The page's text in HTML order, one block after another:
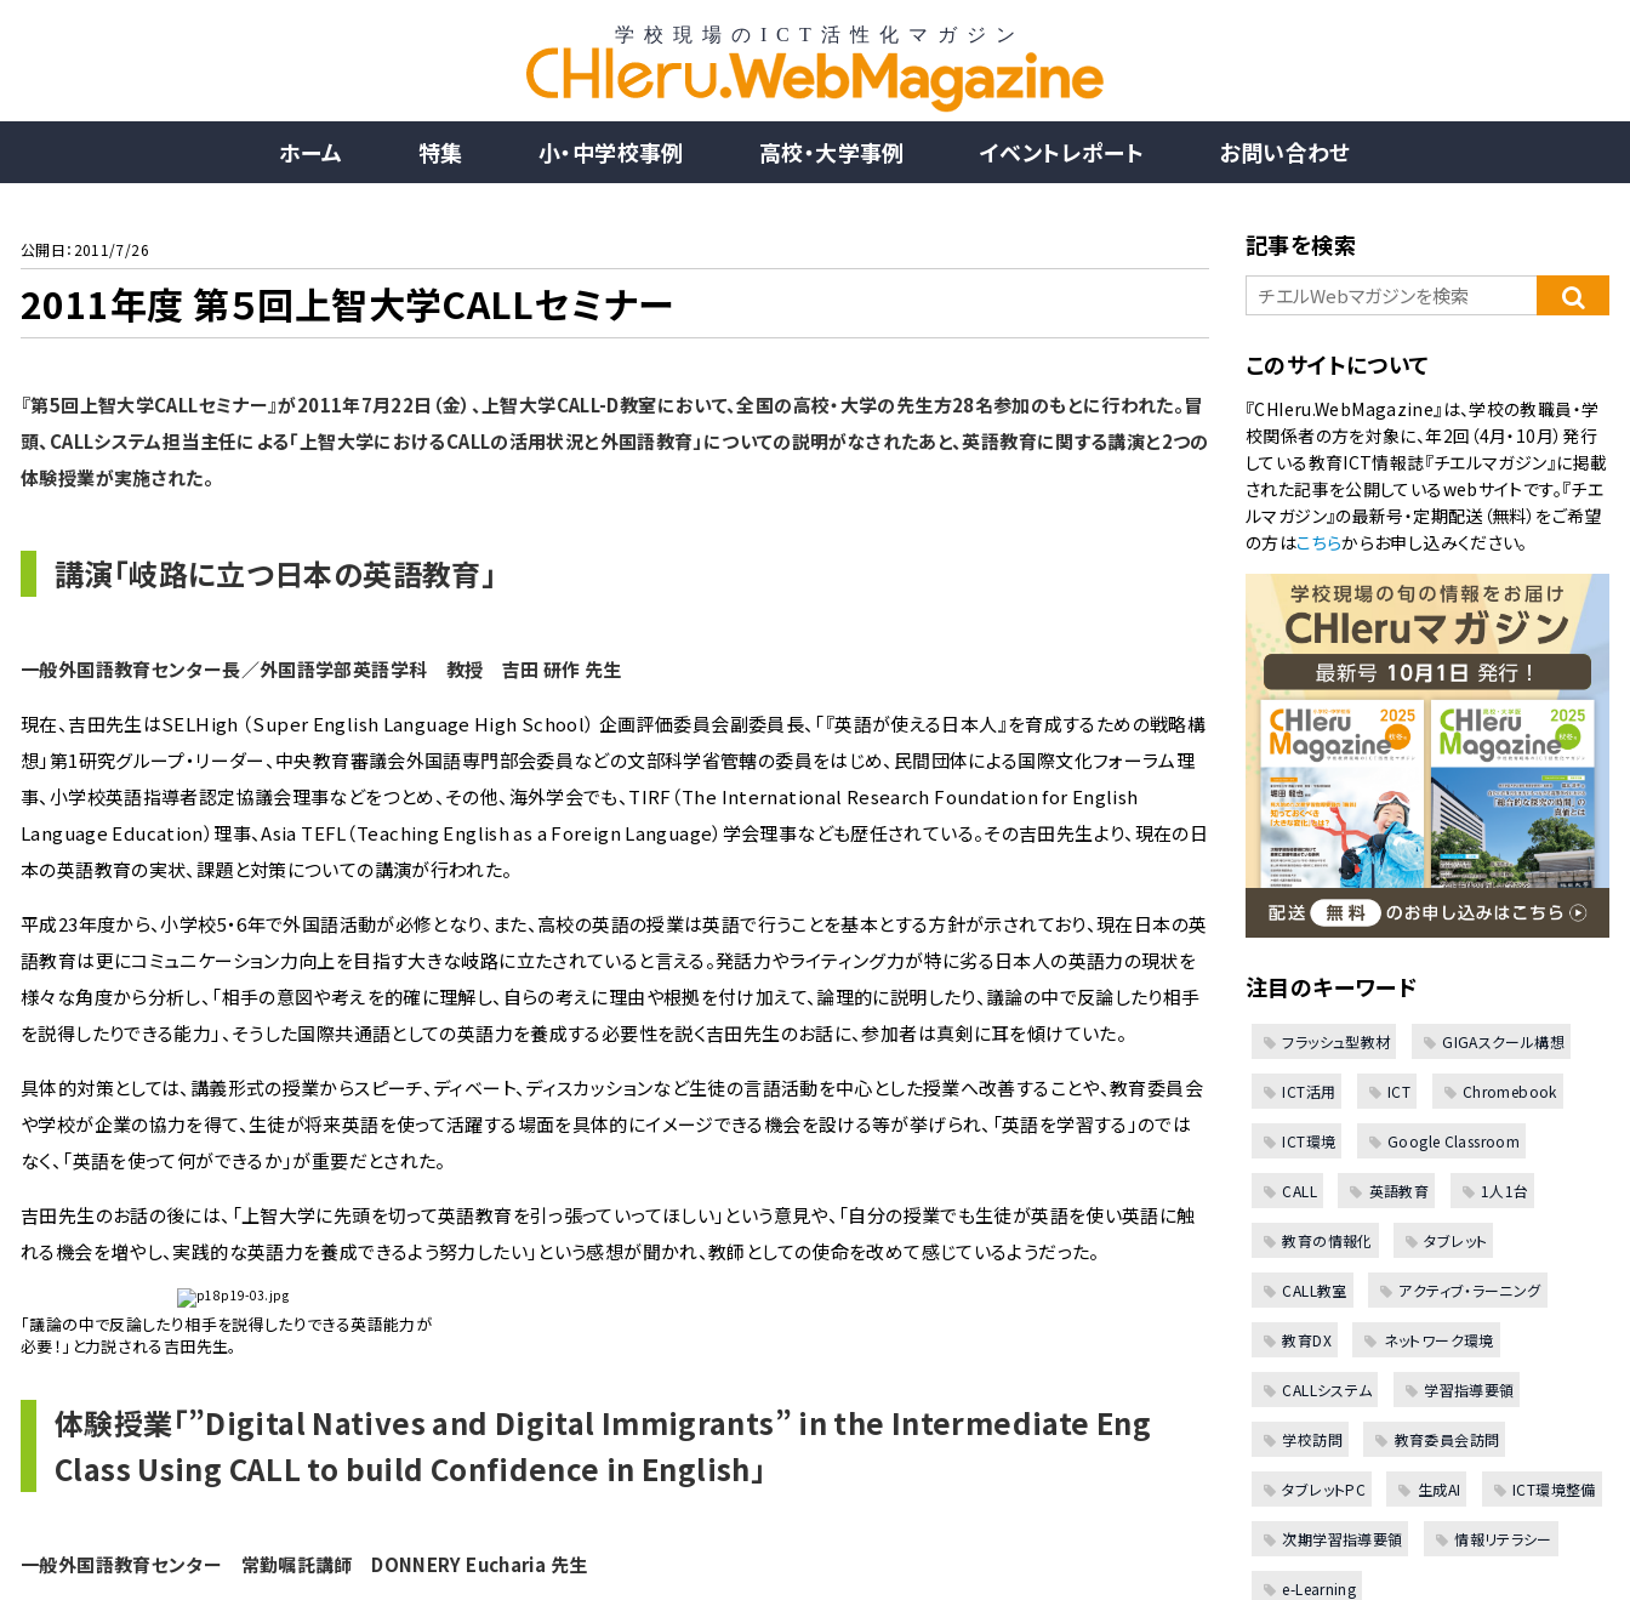
ホーム 特集 小・中学校事例 高校・大学事例 イベントレポート お問い合わせ
公開日：2011/7/26
2011年度 第５回上智大学CALLセミナー
『第5回上智大学CALLセミナー』が2011年7月22日（金）、上智大学CALL-D教室において、全国の高校・大学の先生方28名参加のもとに行われた。冒
頭、CALLシステム担当主任による「上智大学におけるCALLの活用状況と外国語教育」についての説明がなされたあと、英語教育に関する講演と2つの
体験授業が実施された。
講演「岐路に立つ日本の英語教育」
一般外国語教育センター長／外国語学部英語学科 教授 吉田 研作 先生
現在、吉田先生はSELHigh （Super English Language High School） 企画評価委員会副委員長、「『英語が使える日本人』を育成するための戦略構
想」第1研究グループ・リーダー、中央教育審議会外国語専門部会委員などの文部科学省管轄の委員をはじめ、民間団体による国際文化フォーラム理
事、小学校英語指導者認定協議会理事などをつとめ、その他、海外学会でも、TIRF（The International Research Foundation for English
Language Education）理事、Asia TEFL（Teaching English as a Foreign Language）学会理事なども歴任されている。その吉田先生より、現在の日
本の英語教育の実状、課題と対策についての講演が行われた。
平成23年度から、小学校5・6年で外国語活動が必修となり、また、高校の英語の授業は英語で行うことを基本とする方針が示されており、現在日本の英
語教育は更にコミュニケーション力向上を目指す大きな岐路に立たされていると言える。発話力やライティング力が特に劣る日本人の英語力の現状を
様々な角度から分析し、「相手の意図や考えを的確に理解し、自らの考えに理由や根拠を付け加えて、論理的に説明したり、議論の中で反論したり相手
を説得したりできる能力」、そうした国際共通語としての英語力を養成する必要性を説く吉田先生のお話に、参加者は真剣に耳を傾けていた。
具体的対策としては、講義形式の授業からスピーチ、ディベート、ディスカッションなど生徒の言語活動を中心とした授業へ改善することや、教育委員会
や学校が企業の協力を得て、生徒が将来英語を使って活躍する場面を具体的にイメージできる機会を設ける等が挙げられ、「英語を学習する」のでは
なく、「英語を使って何ができるか」が重要だとされた。
吉田先生のお話の後には、「上智大学に先頭を切って英語教育を引っ張っていってほしい」という意見や、「自分の授業でも生徒が英語を使い英語に触
れる機会を増やし、実践的な英語力を養成できるよう努力したい」という感想が聞かれ、教師としての使命を改めて感じているようだった。
「議論の中で反論したり相手を説得したりできる英語能力が
必要！」と力説される吉田先生。
体験授業「”Digital Natives and Digital Immigrants” in the Intermediate Eng
Class Using CALL to build Confidence in English」
一般外国語教育センター 常勤嘱託講師 DONNERY Eucharia 先生
記事を検索
このサイトについて
『CHIeru.WebMagazine』は、学校の教職員・学
校関係者の方を対象に、年2回（4月・10月）発行
している教育ICT情報誌『チエルマガジン』に掲載
された記事を公開しているwebサイトです。『チエ
ルマガジン』の最新号・定期配送（無料）をご希望
の方はこちらからお申し込みください。
注目のキーワード
フラッシュ型教材 GIGAスクール構想
ICT活用 ICT Chromebook
ICT環境 Google Classroom
CALL 英語教育 1人1台
教育の情報化 タブレット
CALL教室 アクティブ・ラーニング
教育DX ネットワーク環境
CALLシステム 学習指導要領
学校訪問 教育委員会訪問
タブレットPC 生成AI ICT環境整備
次期学習指導要領 情報リテラシー
e-Learning